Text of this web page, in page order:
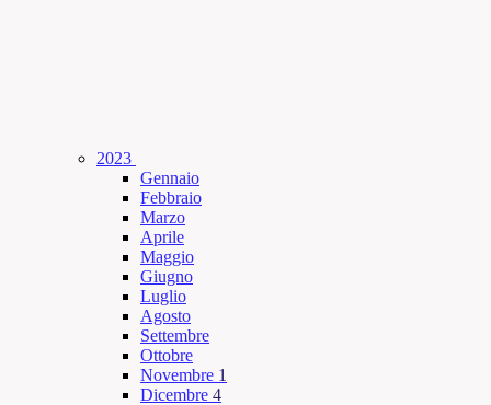
2023
Gennaio
Febbraio
Marzo
Aprile
Maggio
Giugno
Luglio
Agosto
Settembre
Ottobre
Novembre 1
Dicembre 4